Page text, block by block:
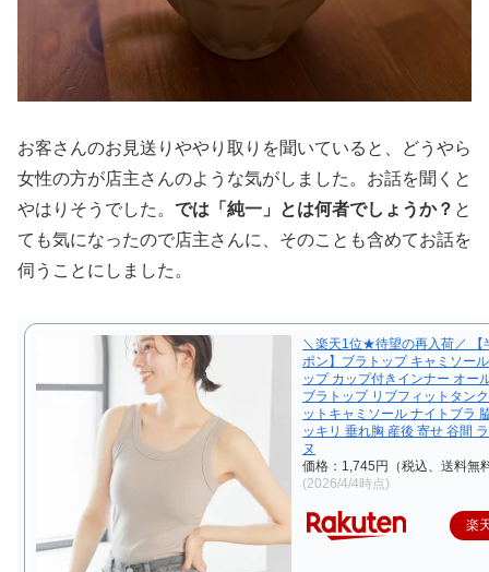
お客さんのお見送りややり取りを聞いていると、どうやら
女性の方が店主さんのような気がしました。お話を聞くと
やはりそうでした。 では「純一」とは何者でしょうか？ と
ても気になったので店主さんに、そのことも含めてお話を
伺うことにしました。
＼楽天1位★待望の再入荷／ 【
ポン】ブラトップ キャミソー
ップ カップ付きインナー オー
ブラトップ リブフィットタン
ットキャミソール ナイトブラ
ッキリ 垂れ胸 産後 寄せ 谷間
ヌ
価格：1,745円（税込、送料無
(2026/4/4時点)
楽